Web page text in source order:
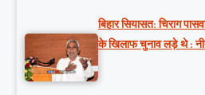
बिहार सियासत: चिराग
के खिलाफ चुनाव लड़े थे :